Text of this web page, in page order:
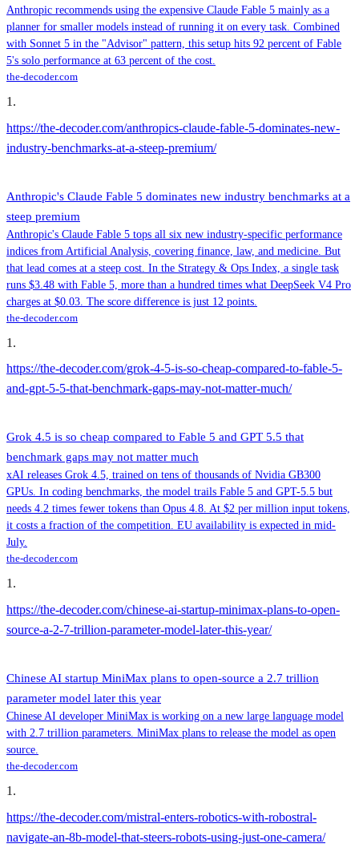
Anthropic recommends using the expensive Claude Fable 5 mainly as a
planner for smaller models instead of running it on every task. Combined
with Sonnet 5 in the "Advisor" pattern, this setup hits 92 percent of Fable
5's solo performance at 63 percent of the cost.
the-decoder.com
1 .
https://the-decoder.com/anthropics-claude-fable-5-dominates-new-
industry-benchmarks-at-a-steep-premium/
Anthropic's Claude Fable 5 dominates new industry benchmarks at a
steep premium
Anthropic's Claude Fable 5 tops all six new industry-specific performance
indices from Artificial Analysis, covering finance, law, and medicine. But
that lead comes at a steep cost. In the Strategy & Ops Index, a single task
runs $3.48 with Fable 5, more than a hundred times what DeepSeek V4 Pro
charges at $0.03. The score difference is just 12 points.
the-decoder.com
1 .
https://the-decoder.com/grok-4-5-is-so-cheap-compared-to-fable-5-
and-gpt-5-5-that-benchmark-gaps-may-not-matter-much/
Grok 4.5 is so cheap compared to Fable 5 and GPT 5.5 that
benchmark gaps may not matter much
xAI releases Grok 4.5, trained on tens of thousands of Nvidia GB300
GPUs. In coding benchmarks, the model trails Fable 5 and GPT-5.5 but
needs 4.2 times fewer tokens than Opus 4.8. At $2 per million input tokens,
it costs a fraction of the competition. EU availability is expected in mid-
July.
the-decoder.com
1 .
https://the-decoder.com/chinese-ai-startup-minimax-plans-to-open-
source-a-2-7-trillion-parameter-model-later-this-year/
Chinese AI startup MiniMax plans to open-source a 2.7 trillion
parameter model later this year
Chinese AI developer MiniMax is working on a new large language model
with 2.7 trillion parameters. MiniMax plans to release the model as open
source.
the-decoder.com
1 .
https://the-decoder.com/mistral-enters-robotics-with-robostral-
navigate-an-8b-model-that-steers-robots-using-just-one-camera/